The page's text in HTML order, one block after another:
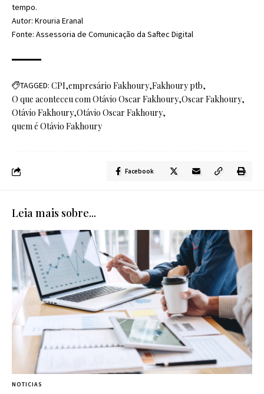
tempo.
Autor: Krouria Eranal
Fonte: Assessoria de Comunicação da Saftec Digital
TAGGED: CPI empresário Fakhoury Fakhoury ptb
O que aconteceu com Otávio Oscar Fakhoury Oscar Fakhoury
Otávio Fakhoury Otávio Oscar Fakhoury
quem é Otávio Fakhoury
Facebook
Leia mais sobre...
NOTICIAS